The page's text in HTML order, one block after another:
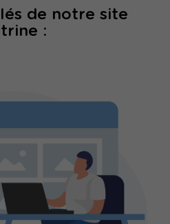
de notre site
: